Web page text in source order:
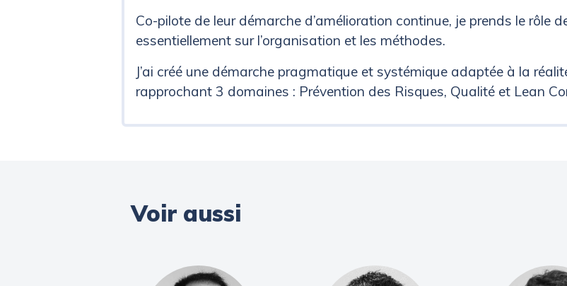
Co-pilote de leur démarche d’amélioration continue, je prends le rôle
essentiellement sur l’organisation et les méthodes.
J’ai créé une démarche pragmatique et systémique adaptée à la
rapprochant 3 domaines : Prévention des Risques, Qualité et Lean
Voir aussi